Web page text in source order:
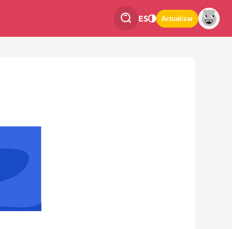
ES Actualizar